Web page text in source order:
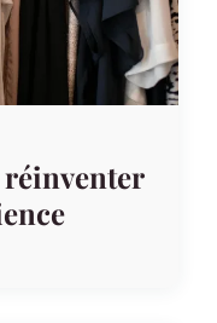
réinventer